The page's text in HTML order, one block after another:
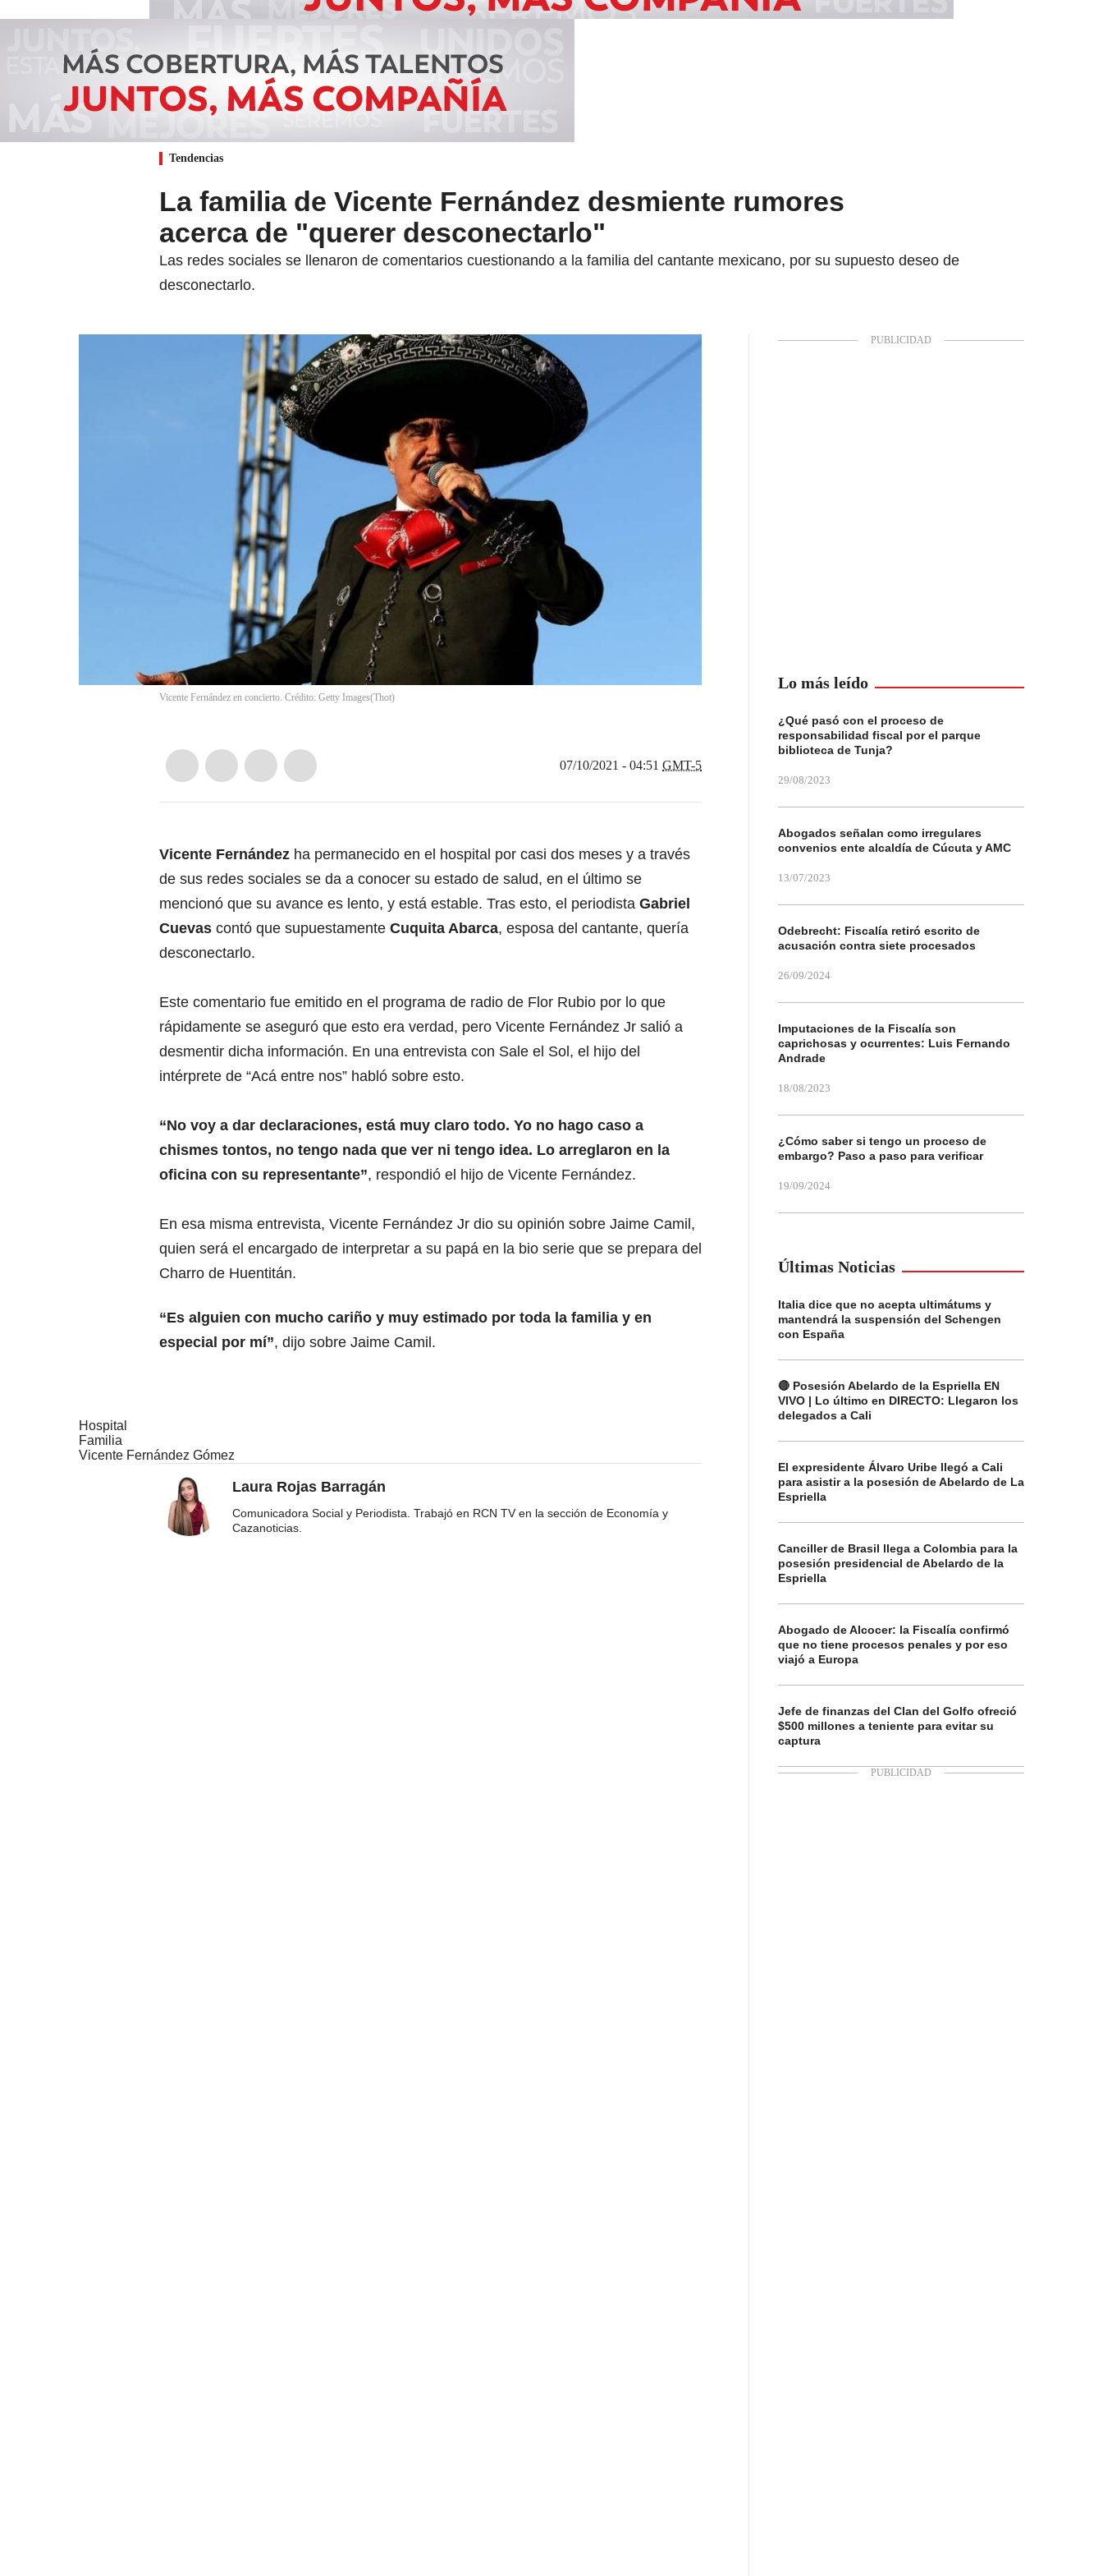
Tendencias
La familia de Vicente Fernández desmiente rumores
acerca de "querer desconectarlo"
Las redes sociales se llenaron de comentarios cuestionando a la familia del cantante mexicano, por su supuesto deseo de
desconectarlo.
Vicente Fernández en concierto. Crédito: Getty Images(Thot)
07/10/2021 - 04:51 GMT-5
Vicente Fernández ha permanecido en el hospital por casi dos meses y a través
de sus redes sociales se da a conocer su estado de salud, en el último se
mencionó que su avance es lento, y está estable. Tras esto, el periodista Gabriel
Cuevas contó que supuestamente Cuquita Abarca, esposa del cantante, quería
desconectarlo.
Este comentario fue emitido en el programa de radio de Flor Rubio por lo que
rápidamente se aseguró que esto era verdad, pero Vicente Fernández Jr salió a
desmentir dicha información. En una entrevista con Sale el Sol, el hijo del
intérprete de “Acá entre nos” habló sobre esto.
“No voy a dar declaraciones, está muy claro todo. Yo no hago caso a
chismes tontos, no tengo nada que ver ni tengo idea. Lo arreglaron en la
oficina con su representante”, respondió el hijo de Vicente Fernández.
En esa misma entrevista, Vicente Fernández Jr dio su opinión sobre Jaime Camil,
quien será el encargado de interpretar a su papá en la bio serie que se prepara del
Charro de Huentitán.
“Es alguien con mucho cariño y muy estimado por toda la familia y en
especial por mí”, dijo sobre Jaime Camil.
Hospital
Familia
Vicente Fernández Gómez
Laura Rojas Barragán
Comunicadora Social y Periodista. Trabajó en RCN TV en la sección de Economía y
Cazanoticias.
Lo más leído
¿Qué pasó con el proceso de
responsabilidad fiscal por el parque
biblioteca de Tunja?
29/08/2023
Abogados señalan como irregulares
convenios ente alcaldía de Cúcuta y AMC
13/07/2023
Odebrecht: Fiscalía retiró escrito de
acusación contra siete procesados
26/09/2024
Imputaciones de la Fiscalía son
caprichosas y ocurrentes: Luis Fernando
Andrade
18/08/2023
¿Cómo saber si tengo un proceso de
embargo? Paso a paso para verificar
19/09/2024
Últimas Noticias
Italia dice que no acepta ultimátums y
mantendrá la suspensión del Schengen
con España
🔴 Posesión Abelardo de la Espriella EN
VIVO | Lo último en DIRECTO: Llegaron los
delegados a Cali
El expresidente Álvaro Uribe llegó a Cali
para asistir a la posesión de Abelardo de La
Espriella
Canciller de Brasil llega a Colombia para la
posesión presidencial de Abelardo de la
Espriella
Abogado de Alcocer: la Fiscalía confirmó
que no tiene procesos penales y por eso
viajó a Europa
Jefe de finanzas del Clan del Golfo ofreció
$500 millones a teniente para evitar su
captura